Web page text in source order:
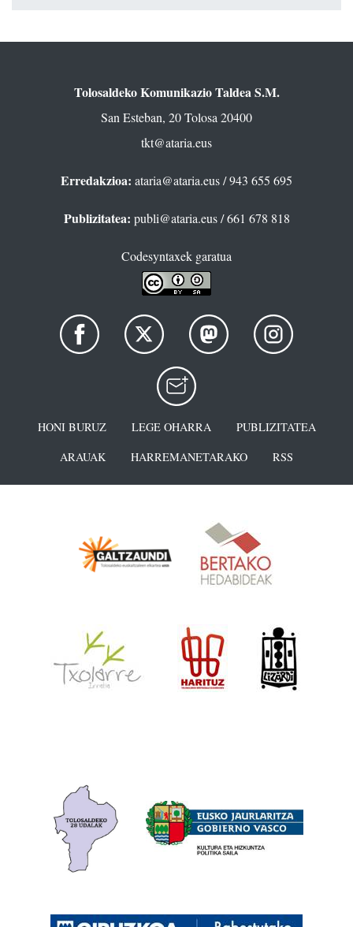
Tolosaldeko Komunikazio Taldea S.M.
San Esteban, 20 Tolosa 20400
tkt@ataria.eus
Erredakzioa: ataria@ataria.eus/ 943 655 695
Publizitatea: publi@ataria.eus/ 661 678 818
Codesyntaxek garatua
HONI BURUZ LEGE OHARRA
PUBLIZITATEA
ARAUAK
HARREMANETARAKO RSS